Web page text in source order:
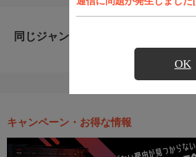
OK
同じジャンルのおすすめ番組
キャンペーン・お得な情報